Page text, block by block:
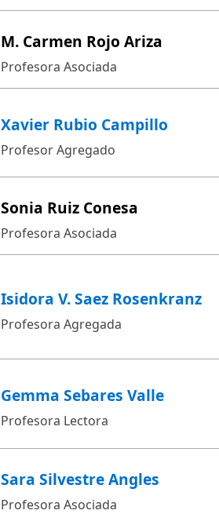
M. Carmen Rojo Ariza
Profesora Asociada
Xavier Rubio Campillo
Profesor Agregado
Sonia Ruiz Conesa
Profesora Asociada
Isidora V. Saez Rosenkranz
Profesora Agregada
Gemma Sebares Valle
Profesora Lectora
Sara Silvestre Angles
Profesora Asociada